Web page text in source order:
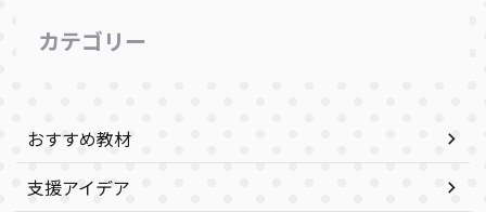
カテゴリー
おすすめ教材
支援アイデア